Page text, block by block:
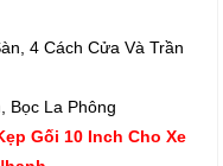
4 Cách Cửa Và Trần
Bọc La Phông
Gối 10 Inch Cho Xe